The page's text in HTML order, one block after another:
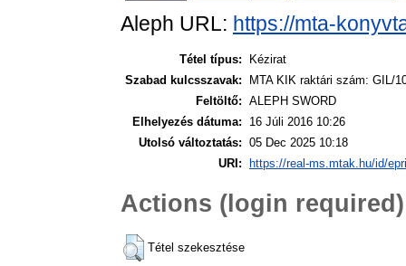
Aleph URL: https://mta-
Tétel típus:
Kézirat
Szabad kulcsszavak:
MTA KIK raktári szám: GIL/
Feltöltő: ALEPH SWORD
Elhelyezés dátuma:
16 Júli 2016 10:26
Utolsó változtatás: 05 Dec 2025 10:18
URI:
https://real-ms.mtak.hu/id/
Actions (login required)
Tétel szekesztése